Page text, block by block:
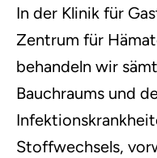
In der Klinik für
Zentrum für
behandeln wir
Bauchraums und
Stoffwechsels,